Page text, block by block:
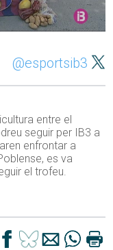
@esportsib3
entre el
seguir per IB3 a
enfrontar a
es va
el trofeu.